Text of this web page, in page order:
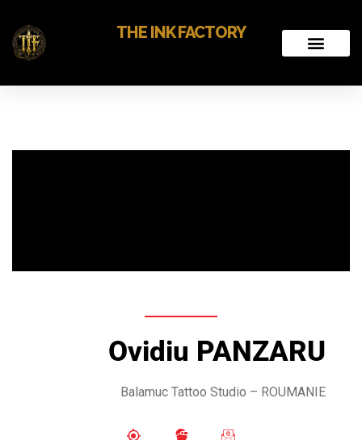
THE INK FACTORY
Ovidiu PANZARU
Balamuc Tattoo Studio – ROUMANIE